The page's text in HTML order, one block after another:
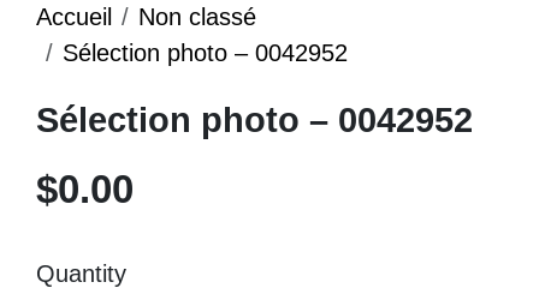
Accueil
Non classé
Sélection photo – 0042952
Sélection photo – 0042952
$0.00
Quantity